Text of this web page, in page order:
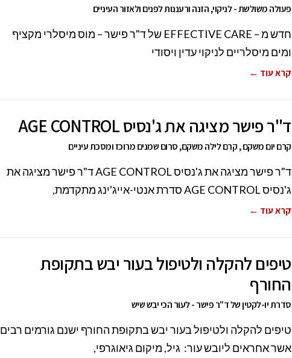
פעולה משולשת - לניקוי, הזנה ורעננות לפנים ולאזור העיניים
חדש מ – EFFECTIVE CARE של ד"ר פישר – מוס מיסלרי מקציף
ומים מיסלריים לניקוי עדין ויסודי
קרא עוד ←
ד"ר פישר מציגה את ג'נסיס AGE CONTROL
קרם יום משקם , קרם לילה משקם, סרום שמנים מרוכז ומסכת עיניים
ד"ר פישר מציגה את ג'נסיס AGE CONTROL ד"ר פישר מציגה את
ג'נסיס AGE CONTROL סדרת אנטי-אייג'ינג מתקדמת,
קרא עוד ←
טיפים להקלה ולטיפול בעור יבש בתקופת
החורף
סדרת יו-לקטין של ד"ר פישר - לעור הכי יבש שיש
טיפים להקלה ולטיפול בעור יבש בתקופת החורף ישנם גורמים רבים
אשר אחראים ליובש עור: גיל, מיקום גיאוגרפי,